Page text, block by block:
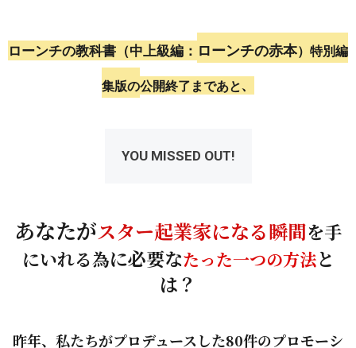
ローンチの教科書（中上級編： ローンチの赤本）特別編
集版の公開終了まであと、
YOU MISSED OUT!
あなたがスター起業家になる瞬間を手
にいれる為に必要なたった一つの方法と
は？
昨年、私たちがプロデュースした80件のプロモーシ